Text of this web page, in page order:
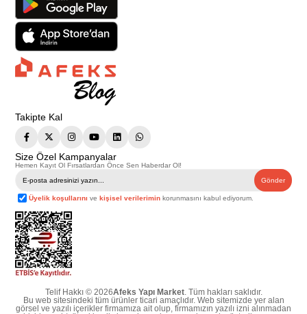
Takipte Kal
Size Özel Kampanyalar
Hemen Kayıt Ol Fırsatlardan Önce Sen Haberdar Ol!
Gönder
Üyelik koşullarını vekişisel verilerimin korunmasını kabul ediyorum.
Telif Hakkı © 2026Afeks Yapı Market. Tüm hakları saklıdır.
Bu web sitesindeki tüm ürünler ticari amaçlıdır. Web sitemizde yer alan
görsel ve yazılı içerikler firmamıza ait olup, firmamızın yazılı izni alınmadan